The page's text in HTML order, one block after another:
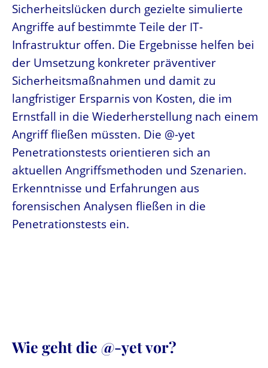
Sicherheitslücken durch gezielte simulierte
Angriffe auf bestimmte Teile der IT-
Infrastruktur offen. Die Ergebnisse helfen bei
der Umsetzung konkreter präventiver
Sicherheitsmaßnahmen und damit zu
langfristiger Ersparnis von Kosten, die im
Ernstfall in die Wiederherstellung nach einem
Angriff fließen müssten. Die @-yet
Penetrationstests orientieren sich an
aktuellen Angriffsmethoden und Szenarien.
Erkenntnisse und Erfahrungen aus
forensischen Analysen fließen in die
Penetrationstests ein.
Wie geht die @-yet vor?